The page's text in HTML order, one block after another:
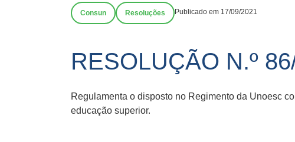
Consun Resoluções Publicado em 17/09/2021
RESOLUÇÃO N.º
Regulamenta o disposto no Regimento da Unoesc
educação superior.